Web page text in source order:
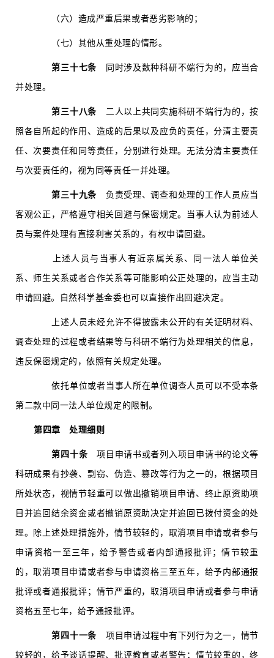
（六）造成严重后果或者恶劣影响的；
（七）其他从重处理的情形。
第三十七条 同时涉及数种科研不端行为的，应当合
并处理。
第三十八条 二人以上共同实施科研不端行为的，按
照各自所起的作用、造成的后果以及应负的责任，分清主要责
任、次要责任和同等责任，分别进行处理。无法分清主要责任
与次要责任的，视为同等责任一并处理。
第三十九条 负责受理、调查和处理的工作人员应当
客观公正，严格遵守相关回避与保密规定。当事人认为前述人
员与案件处理有直接利害关系的，有权申请回避。
上述人员与当事人有近亲属关系、同一法人单位关
系、师生关系或者合作关系等可能影响公正处理的，应当主动
申请回避。自然科学基金委也可以直接作出回避决定。
上述人员未经允许不得披露未公开的有关证明材料、
调查处理的过程或者结果等与科研不端行为处理相关的信息，
违反保密规定的，依照有关规定处理。
依托单位或者当事人所在单位调查人员可以不受本条
第二款中同一法人单位规定的限制。
第四章 处理细则
第四十条 项目申请书或者列入项目申请书的论文等
科研成果有抄袭、剽窃、伪造、篡改等行为之一的，根据项目
所处状态，视情节轻重可以做出撤销项目申请、终止原资助项
目并追回结余资金或者撤销原资助决定并追回已拨付资金的处
理。除上述处理措施外，情节较轻的，取消项目申请或者参与
申请资格一至三年，给予警告或者内部通报批评；情节较重
的，取消项目申请或者参与申请资格三至五年，给予内部通报
批评或者通报批评；情节严重的，取消项目申请或者参与申请
资格五至七年，给予通报批评。
第四十一条 项目申请过程中有下列行为之一，情节
较轻的，给予谈话提醒、批评教育或者警告；情节较重的，终